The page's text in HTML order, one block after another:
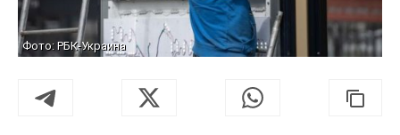
Фото: РБК-Украина